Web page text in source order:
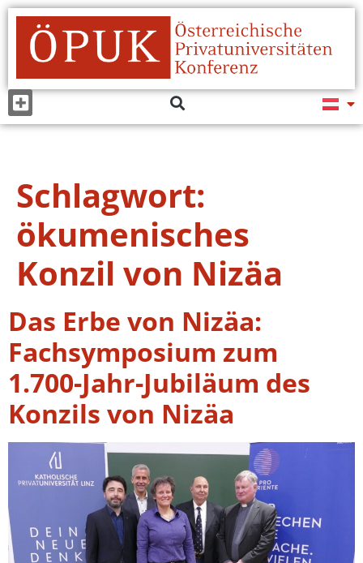
Schlagwort:
ökumenisches
Konzil von Nizäa
Das Erbe von Nizäa:
Fachsymposium zum
1.700-Jahr-Jubiläum des
Konzils von Nizäa